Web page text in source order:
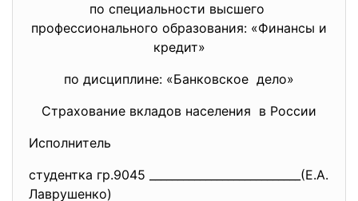
по специальности высшего
профессионального образования: «Финансы и
кредит»
по дисциплине: «Банковское дело»
Страхование вкладов населения в России
Исполнитель
студентка гр.9045 ___________________________(Е.А.
Лаврушенко)